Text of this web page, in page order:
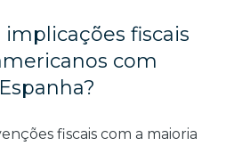
implicações fiscais
com
fiscais com a maioria